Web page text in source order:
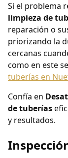
Si el problema
limpieza de
reparación o
priorizando la
cercanas
como en este
tuberías en
Confía en
de tuberías
y resultados.